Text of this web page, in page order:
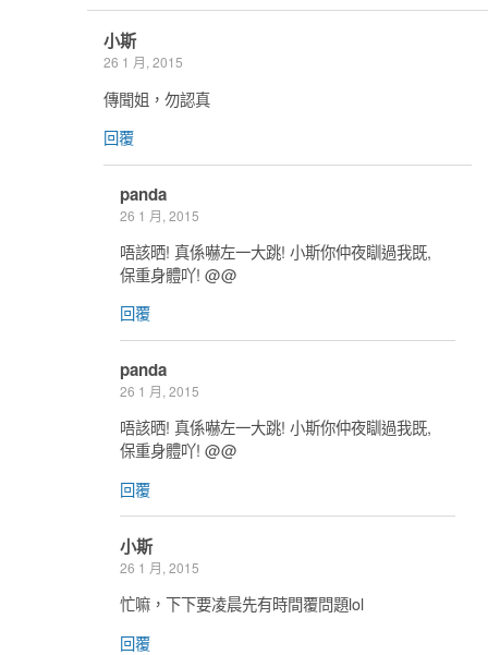
小斯
26 1 月, 2015
傳聞姐，勿認真
回覆
panda
26 1 月, 2015
唔該晒! 真係嚇左一大跳! 小斯你仲夜瞓過我既,
保重身體吖! @@
回覆
panda
26 1 月, 2015
唔該晒! 真係嚇左一大跳! 小斯你仲夜瞓過我既,
保重身體吖! @@
回覆
小斯
26 1 月, 2015
忙嘛，下下要凌晨先有時間覆問題lol
回覆